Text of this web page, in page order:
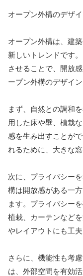
オープン外構のデザ
オープン外構は、建
新しいトレンドです
させることで、開放
ープン外構のデザイ
まず、自然との調和
用した床や壁、植栽
感を生み出すことが
れるために、大きな
次に、プライバシー
構は開放感がある一
ます。プライバシー
植栽、カーテンなど
やレイアウトにも工
さらに、機能性も考
は、外部空間を有効